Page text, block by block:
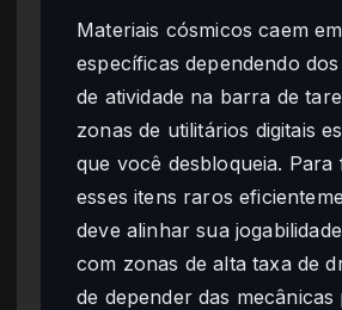
Materiais cósmicos caem
específicas dependendo
de atividade na barra de
zonas de utilitários digitais
que você desbloqueia. Para
esses itens raros
deve alinhar sua
com zonas de alta taxa de
de depender das mecânicas